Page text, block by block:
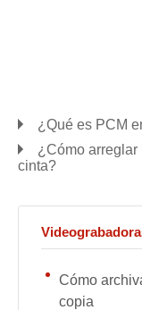
¿Qué es PCM
¿Cómo
cinta?
Cómo
copia